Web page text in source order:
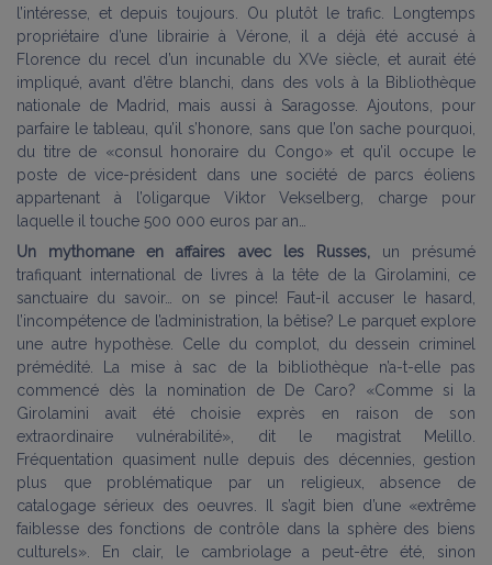
l’intéresse, et depuis toujours. Ou plutôt le trafic. Longtemps
propriétaire d’une librairie à Vérone, il a déjà été accusé à
Florence du recel d’un incunable du XVe siècle, et aurait été
impliqué, avant d’être blanchi, dans des vols à la Bibliothèque
nationale de Madrid, mais aussi à Saragosse. Ajoutons, pour
parfaire le tableau, qu’il s’honore, sans que l’on sache pourquoi,
du titre de «consul honoraire du Congo» et qu’il occupe le
poste de vice-président dans une société de parcs éoliens
appartenant à l’oligarque Viktor Vekselberg, charge pour
laquelle il touche 500 000 euros par an…
Un mythomane en affaires avec les Russes, un présumé
trafiquant international de livres à la tête de la Girolamini, ce
sanctuaire du savoir… on se pince! Faut-il accuser le hasard,
l’incompétence de l’administration, la bêtise? Le parquet explore
une autre hypothèse. Celle du complot, du dessein criminel
prémédité. La mise à sac de la bibliothèque n’a-t-elle pas
commencé dès la nomination de De Caro? «Comme si la
Girolamini avait été choisie exprès en raison de son
extraordinaire vulnérabilité», dit le magistrat Melillo.
Fréquentation quasiment nulle depuis des décennies, gestion
plus que problématique par un religieux, absence de
catalogage sérieux des oeuvres. Il s’agit bien d’une «extrême
faiblesse des fonctions de contrôle dans la sphère des biens
culturels». En clair, le cambriolage a peut-être été, sinon